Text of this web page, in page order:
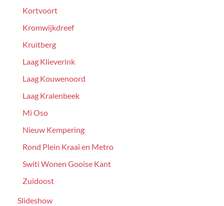
Kortvoort
Kromwijkdreef
Kruitberg
Laag Klieverink
Laag Kouwenoord
Laag Kralenbeek
Mi Oso
Nieuw Kempering
Rond Plein Kraai en Metro
Switi Wonen Gooise Kant
Zuidoost
Slideshow